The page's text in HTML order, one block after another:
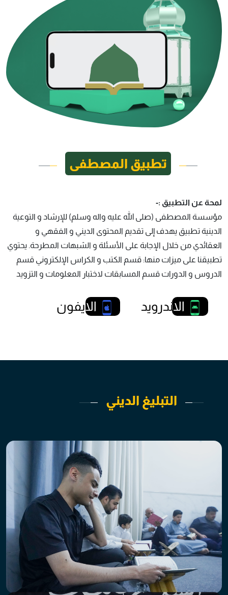
تطبيق المصطفی
لمحة عن التطبيق :-
مؤسسة المصطفى (صلى الله عليه واله وسلم) للإرشاد و التوعية
الدينية تطبيق يهدف إلى تقديم المحتوى الديني و الفقهي و
العقائدي من خلال الإجابة على الأسئلة و الشبهات المطرحة. يحتوي
تطبيقنا على ميزات منها: قسم الكتب و الكراس الإلكتروني قسم
الدروس و الدورات قسم المسابقات لاختبار المعلومات و التزويد
الاندرويد الايفون
التبليغ الديني